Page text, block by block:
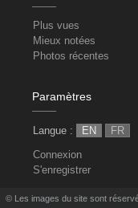
Plus vues
Mieux notées
Photos récentes
Paramètres
Langue : EN
FR
Connexion
S'enregistrer
© Les images du site sont